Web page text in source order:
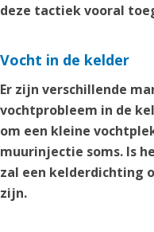
deze tactiek vooral
Vocht in de kelder
Er zijn verschillende
vochtprobleem in de
om een kleine
muurinjectie soms. Is
zal een kelderdichting
zijn.